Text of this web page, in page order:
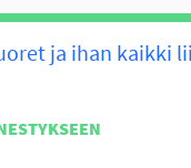
ja ihan kaikki